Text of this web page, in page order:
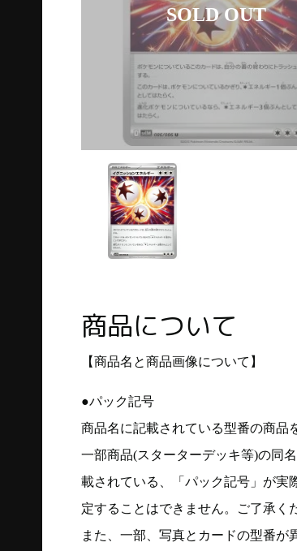
商品について
【商品名と商品画像について】
●パック記号
商品名に記載されている型番の商品
一部商品(スターターデッキ等)の同
載されている、「パック記号」が実
定することはできません。ご了承く
また、一部、写真とカードの型番